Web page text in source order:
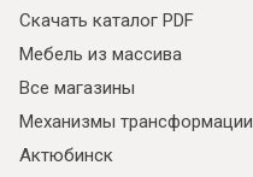
Скачать каталог PDF
Мебель из массива
Все магазины
Механизмы трансформации
Актюбинск